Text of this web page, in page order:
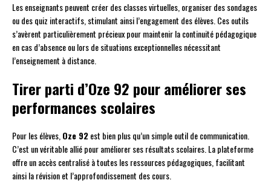
Les enseignants peuvent créer des classes virtuelles, organiser des sondages
ou des quiz interactifs, stimulant ainsi l’engagement des élèves. Ces outils
s’avèrent particulièrement précieux pour maintenir la continuité pédagogique
en cas d’absence ou lors de situations exceptionnelles nécessitant
l’enseignement à distance.
Tirer parti d’Oze 92 pour améliorer ses
performances scolaires
Pour les élèves,Oze 92est bien plus qu’un simple outil de communication.
C’est un véritable allié pour améliorer ses résultats scolaires. La plateforme
offre un accès centralisé à toutes les ressources pédagogiques, facilitant
ainsi la révision et l’approfondissement des cours.